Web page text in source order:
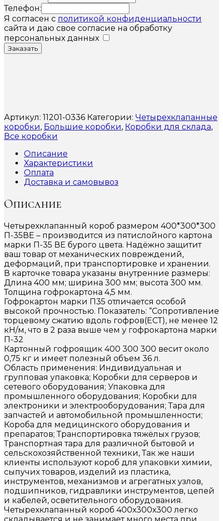
Телефон:
Я согласен с политикой конфиденциальности
сайта и даю свое согласие на обработку
персональных данных
Заказать
Артикул: 11201-0336 Категории: Четырехклапанные
коробки, Большие коробки, Коробки для склада,
Все коробки
Описание
Характеристики
Оплата
Доставка и самовывоз
Описание
Четырехклапанный короб размером 400*300*300
П-35ВЕ – производится из пятислойного картона
марки П-35 ВЕ бурого цвета. Надёжно защитит
ваш товар от механических повреждений,
деформаций, при транспортировке и хранении.
В карточке товара указаны внутренние размеры:
Длина 400 мм; ширина 300 мм; высота 300 мм.
Толщина гофрокартона 4,5 мм.
Гофрокартон марки П35 отличается особой
высокой прочностью. Показатель: “Сопротивление
торцевому сжатию вдоль гофров(ЕСТ), не менее 12
кН/м, что в 2 раза выше чем у гофрокартона марки
П-32
Картонный гофроящик 400 300 300 весит около
0,75 кг и имеет полезный объем 36 л.
Область применения: Индивидуальная и
групповая упаковка; Коробки для серверов и
сетевого оборудования; Упаковка для
промышленного оборудования; Коробки для
электроники и электрооборудования; Тара для
запчастей и автомобильной промышленности;
Короба для медицинского оборудования и
препаратов; Транспортировка тяжёлых грузов;
Транспортная тара для различной бытовой и
сельскохозяйственной техники, Так же наши
клиенты используют короб для упаковки химии,
сыпучих товаров, изделий из пластика,
инструментов, механизмов и агрегатных узлов,
подшипников, гидравлики инструментов, цепей
и кабелей, осветительного оборудования.
Четырехклапанный короб 400х300х300 легко
складывается и не занимает много места при